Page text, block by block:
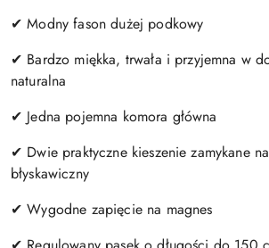
✔ Modny fason dużej podkowy
✔ Bardzo miękka, trwała i przyjemna w
naturalna
✔ Jedna pojemna komora główna
✔ Dwie praktyczne kieszenie zamykane
błyskawiczny
✔ Wygodne zapięcie na magnes